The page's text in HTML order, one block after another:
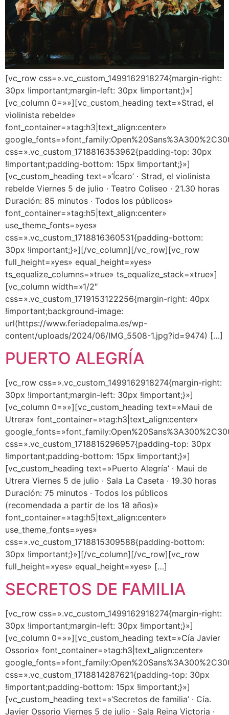
[vc_row css=».vc_custom_1499162918274{margin-right:
30px !important;margin-left: 30px !important;}»]
[vc_column 0=»»][vc_custom_heading text=»Strad, el
violinista rebelde»
font_container=»tag:h3|text_align:center»
css=».vc_custom_1718816353962{padding-top: 30px
!important;padding-bottom: 15px !important;}»]
[vc_custom_heading text=»‘Ícaro’ · Strad, el violinista
rebelde Viernes 5 de julio · Teatro Coliseo · 21.30 horas
Duración: 85 minutos · Todos los públicos»
font_container=»tag:h5|text_align:center»
use_theme_fonts=»yes»
css=».vc_custom_1718816360531{padding-bottom:
30px !important;}»][/vc_column][/vc_row][vc_row
full_height=»yes» equal_height=»yes»
ts_equalize_columns=»true» ts_equalize_stack=»true»]
[vc_column width=»1/2″
css=».vc_custom_1719153122256{margin-right: 40px
!important;background-image:
url(https://www.feriadepalma.es/wp-
content/uploads/2024/06/IMG_5508-1.jpg?id=9474) […]
PUERTO ALEGRÍA
[vc_row css=».vc_custom_1499162918274{margin-right:
30px !important;margin-left: 30px !important;}»]
[vc_column 0=»»][vc_custom_heading text=»Maui de
Utrera» font_container=»tag:h3|text_align:center»
css=».vc_custom_1718815296957{padding-top: 30px
!important;padding-bottom: 15px !important;}»]
[vc_custom_heading text=»Puerto Alegría’ · Maui de
Utrera Viernes 5 de julio · Sala La Caseta · 19.30 horas
Duración: 75 minutos · Todos los públicos
(recomendada a partir de los 18 años)»
font_container=»tag:h5|text_align:center»
use_theme_fonts=»yes»
css=».vc_custom_1718815309588{padding-bottom:
30px !important;}»][/vc_column][/vc_row][vc_row
full_height=»yes» equal_height=»yes» […]
SECRETOS DE FAMILIA
[vc_row css=».vc_custom_1499162918274{margin-right:
30px !important;margin-left: 30px !important;}»]
[vc_column 0=»»][vc_custom_heading text=»Cía Javier
Ossorio» font_container=»tag:h3|text_align:center»
css=».vc_custom_1718814287621{padding-top: 30px
!important;padding-bottom: 15px !important;}»]
[vc_custom_heading text=»‘Secretos de familia’ · Cía.
Javier Ossorio Viernes 5 de julio · Sala Reina Victoria ·